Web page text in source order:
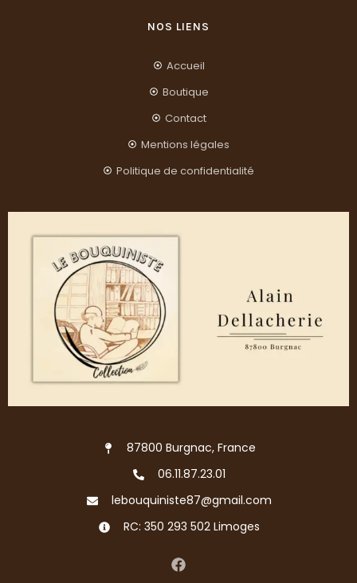
NOS LIENS
Accueil
Boutique
Contact
Mentions légales
Politique de confidentialité
87800 Burgnac, France
06.11.87.23.01
lebouquiniste87@gmail.com
RC: 350 293 502 Limoges